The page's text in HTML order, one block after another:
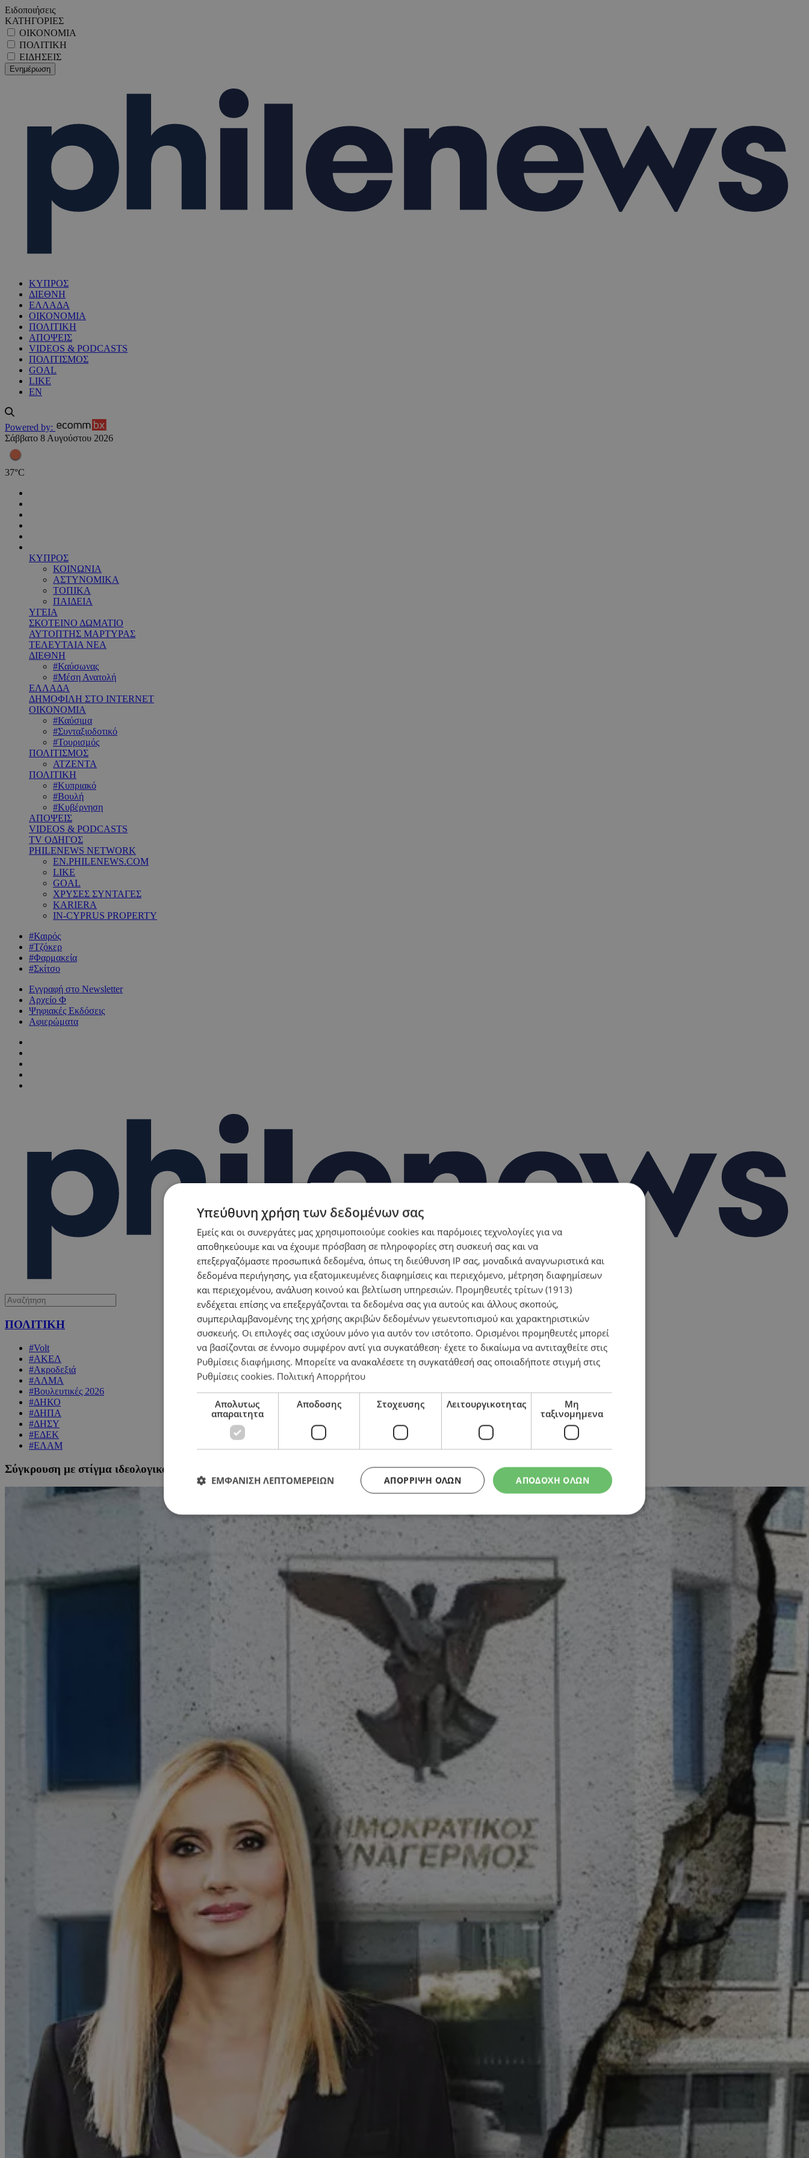
Ειδοποιήσεις
ΚΑΤΗΓΟΡΙΕΣ
ΟΙΚΟΝΟΜΙΑ
ΠΟΛΙΤΙΚΗ
ΕΙΔΗΣΕΙΣ
ΚΥΠΡΟΣ
ΔΙΕΘΝΗ
ΕΛΛΑΔΑ
ΟΙΚΟΝΟΜΙΑ
ΠΟΛΙΤΙΚΗ
ΑΠΟΨΕΙΣ
VIDEOS & PODCASTS
ΠΟΛΙΤΙΣΜΟΣ
GOAL
LIKE
EN
Powered by:
Σάββατο 8 Αυγούστου 2026
37°C
ΚΥΠΡΟΣ
ΚΟΙΝΩΝΙΑ
ΑΣΤΥΝΟΜΙΚΑ
ΤΟΠΙΚΑ
ΠΑΙΔΕΙΑ
ΥΓΕΙΑ
ΣΚΟΤΕΙΝΟ ΔΩΜΑΤΙΟ
ΑΥΤΟΠΤΗΣ ΜΑΡΤΥΡΑΣ
ΤΕΛΕΥΤΑΙΑ ΝΕΑ
ΔΙΕΘΝΗ
#Καύσωνας
#Μέση Ανατολή
ΕΛΛΑΔΑ
ΔΗΜΟΦΙΛΗ ΣΤΟ INTERNET
ΟΙΚΟΝΟΜΙΑ
#Καύσιμα
#Συνταξιοδοτικό
#Τουρισμός
ΠΟΛΙΤΙΣΜΟΣ
ΑΤΖΕΝΤΑ
ΠΟΛΙΤΙΚΗ
#Κυπριακό
#Βουλή
#Κυβέρνηση
ΑΠΟΨΕΙΣ
VIDEOS & PODCASTS
TV ΟΔΗΓΟΣ
PHILENEWS NETWORK
EN.PHILENEWS.COM
LIKE
GOAL
ΧΡΥΣΕΣ ΣΥΝΤΑΓΕΣ
KARIERA
IN-CYPRUS PROPERTY
#Καιρός
#Τζόκερ
#Φαρμακεία
#Σκίτσο
Εγγραφή στο Newsletter
Αρχείο Φ
Ψηφιακές Εκδόσεις
Αφιερώματα
ΠΟΛΙΤΙΚΗ
#Volt
#ΑΚΕΛ
#Ακροδεξιά
#ΑΛΜΑ
#Βουλευτικές 2026
#ΔΗΚΟ
#ΔΗΠΑ
#ΔΗΣΥ
#ΕΔΕΚ
#ΕΛΑΜ
Σύγκρουση με στίγμα ιδεολογικό – Οι δύο πολιτικοί άξονες Δεξιάς-Αριστεράς και η μάχη επικράτησης για την επομένη μέρα
Υπεύθυνη χρήση των δεδομένων σας
Εμείς και οι συνεργάτες μας χρησιμοποιούμε cookies και παρόμοιες τεχνολογίες για να
αποθηκεύουμε και να έχουμε πρόσβαση σε πληροφορίες στη συσκευή σας και να
επεξεργαζόμαστε προσωπικά δεδομένα, όπως τη διεύθυνση IP σας, μοναδικά αναγνωριστικά και
δεδομένα περιήγησης, για εξατομικευμένες διαφημίσεις και περιεχόμενο, μέτρηση διαφημίσεων
και περιεχομένου, ανάλυση κοινού και βελτίωση υπηρεσιών. Προμηθευτές τρίτων (1913)
ενδέχεται επίσης να επεξεργάζονται τα δεδομένα σας για αυτούς και άλλους σκοπούς,
συμπεριλαμβανομένης της χρήσης ακριβών δεδομένων γεωεντοπισμού και χαρακτηριστικών
συσκευής. Οι επιλογές σας ισχύουν μόνο για αυτόν τον ιστότοπο. Ορισμένοι προμηθευτές μπορεί
να βασίζονται σε έννομο συμφέρον αντί για συγκατάθεση· έχετε το δικαίωμα να αντιταχθείτε στις
Ρυθμίσεις διαφήμισης. Μπορείτε να ανακαλέσετε τη συγκατάθεσή σας οποιαδήποτε στιγμή στις
Ρυθμίσεις cookies. Πολιτική Απορρήτου
Απολυτως
απαραιτητα
Αποδοσης Στοχευσης Λειτουργικοτητας
Μη
ταξινομημενα
ΑΠΟΔΟΧΗ ΟΛΩΝ
ΑΠΌΡΡΙΨΗ ΌΛΩΝ
ΕΜΦΑΝΙΣΗ ΛΕΠΤΟΜΕΡΕΙΩΝ